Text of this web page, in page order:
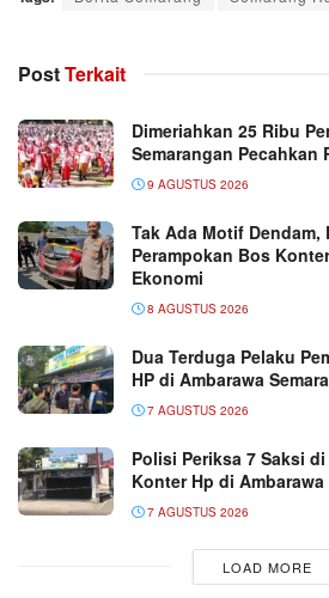
PostTerkait
Dimeriahkan 25 Ribu
Semarangan Pecahkan
9 AGUSTUS 2026
Tak Ada Motif Dendam,
Perampokan Bos
Ekonomi
8 AGUSTUS 2026
Dua Terduga Pelaku
HP di Ambarawa
7 AGUSTUS 2026
Polisi Periksa 7 Saksi
Konter Hp di Ambarawa
7 AGUSTUS 2026
LOAD MORE